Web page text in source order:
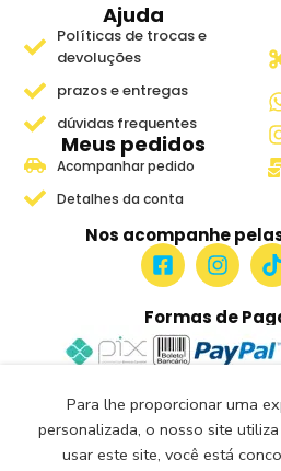
Ajuda
Políticas de trocas e
devoluções
prazos e entregas
dúvidas frequentes
Meus pedidos
Acompanhar pedido
Detalhes da conta
Nos acompanhe
Formas de
Site Seguro e
Seguro
Para lhe proporcionar uma
personalizada, o nosso site
usar este site, você está